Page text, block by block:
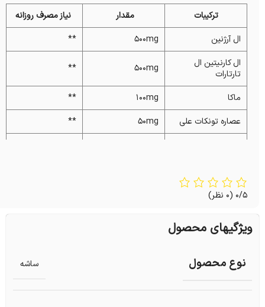
ترکیبات مقدار
نیاز مصرف روزانه
ال آرژنین
۵۰۰mg
**
ال کارنیتین ال
تارتارات
۵۰۰mg **
ماکا ۱۰۰mg
**
عصاره تونکات علی
۵۰mg
**
ویتامین سی0/5 (0 نظر)
ویژگیهای محصول
نوع محصول ساشه